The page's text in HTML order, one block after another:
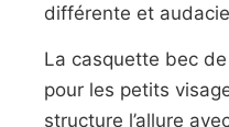
différente et
La casquette bec
pour les petits
structure l’allure